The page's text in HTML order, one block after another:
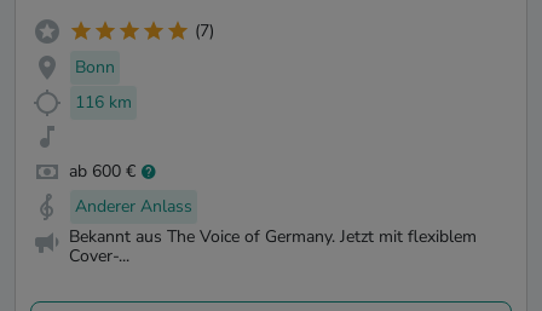
(7)
Bonn
116 km
ab 600 €
Anderer Anlass
Bekannt aus The Voice of Germany. Jetzt mit flexiblem
Cover-...